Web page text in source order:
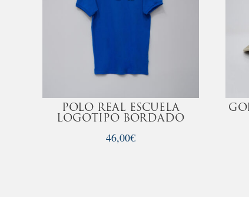
POLO REAL ESCUELA
LOGOTIPO BORDADO
46,00€